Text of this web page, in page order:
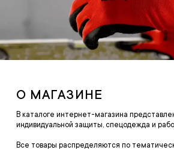
О МАГАЗИНЕ
В каталоге интернет-магазина
индивидуальной защиты, спецодежда и
Все товары распределяются по